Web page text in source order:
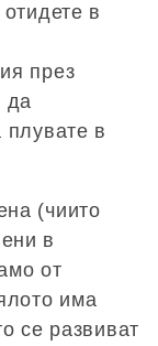
в
през
да
в
(чиито
в
от
има
се развиват